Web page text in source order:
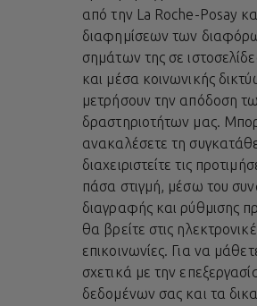
από την La Roche-Posay
διαφημίσεων των
σημάτων της σε
και μέσα κοινωνικής
μετρήσουν την απόδοση
δραστηριοτήτων μας.
ανακαλέσετε τη
διαχειριστείτε τις
πάσα στιγμή, μέσω του
διαγραφής και ρύθμισης
θα βρείτε στις
επικοινωνίες. Για να
σχετικά με την
δεδομένων σας και τα